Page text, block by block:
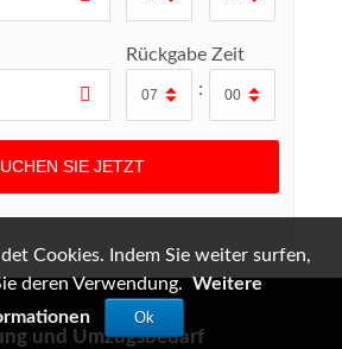
Rückgabe Zeit
:
und Umzugsbedarf
Cookies. Indem Sie weiter surfen,
deren Verwendung. Weitere
Ok